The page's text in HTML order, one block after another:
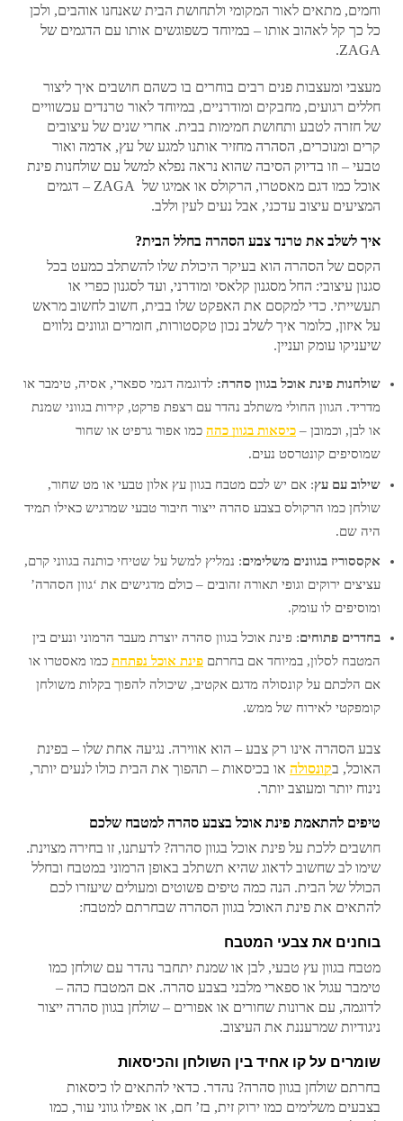
וחמים, מתאים לאור המקומי ולתחושת הבית שאנחנו אוהבים, ולכן
כל כך קל לאהוב אותו – במיוחד כשפוגשים אותו עם הדגמים של
ZAGA.
מעצבי ומעצבות פנים רבים בוחרים בו כשהם חושבים איך ליצור
חללים רגועים, מחבקים ומודרניים, במיוחד לאור טרנדים עכשוויים
של חזרה לטבע ותחושת חמימות בבית. אחרי שנים של עיצובים
קרים ומנוכרים, הסהרה מחזיר אותנו למגע של עץ, אדמה ואור
טבעי – וזו בדיוק הסיבה שהוא נראה נפלא למשל עם שולחנות פינת
אוכל כמו דגם מאסטרו, הרקולס או אמיגו של ZAGA – דגמים
המציעים עיצוב עדכני, אבל נעים לעין וללב.
איך לשלב את טרנד צבע הסהרה בחלל הבית?
הקסם של הסהרה הוא בעיקר היכולת שלו להשתלב כמעט בכל
סגנון עיצובי: החל מסגנון קלאסי ומודרני, ועד לסגנון כפרי או
תעשייתי. כדי למקסם את האפקט שלו בבית, חשוב לחשוב מראש
על איזון, כלומר איך לשלב נכון טקסטורות, חומרים וגוונים נלווים
שיעניקו עומק ועניין.
שולחנות פינת אוכל בגוון סהרה: לדוגמה דגמי ספארי, אסיה, טימבר או
מדריד. הגוון החולי משתלב נהדר עם רצפת פרקט, קירות בגווני שמנת
או לבן, וכמובן – כיסאות בגוון כהה כמו אפור גרפיט או שחור
שמוסיפים קונטרסט נעים.
שילוב עם עץ: אם יש לכם מטבח בגוון עץ אלון טבעי או מט שחור,
שולחן כמו הרקולס בצבע סהרה ייצור חיבור טבעי שמרגיש כאילו תמיד
היה שם.
אקססוריז בגוונים משלימים: נמליץ למשל על שטיחי כותנה בגווני קרם,
עציצים ירוקים וגופי תאורה זהובים – כולם מדגישים את ‘גוון הסהרה’
ומוסיפים לו עומק.
בחדרים פתוחים: פינת אוכל בגוון סהרה יוצרת מעבר הרמוני ונעים בין
המטבח לסלון, במיוחד אם בחרתם פינת אוכל נפתחת כמו מאסטרו או
אם הלכתם על קונסולה מדגם אקטיב, שיכולה להפוך בקלות משולחן
קומפקטי לאירוח של ממש.
צבע הסהרה אינו רק צבע – הוא אווירה. נגיעה אחת שלו – בפינת
האוכל, בקונסולה או בכיסאות – תהפוך את הבית כולו לנעים יותר,
נינוח יותר ומעוצב יותר.
טיפים להתאמת פינת אוכל בצבע סהרה למטבח שלכם
חושבים ללכת על פינת אוכל בגוון סהרה? לדעתנו, זו בחירה מצוינת.
שימו לב שחשוב לדאוג שהיא תשתלב באופן הרמוני במטבח ובחלל
הכולל של הבית. הנה כמה טיפים פשוטים ומעולים שיעזרו לכם
להתאים את פינת האוכל בגוון הסהרה שבחרתם למטבח:
בוחנים את צבעי המטבח
מטבח בגוון עץ טבעי, לבן או שמנת יתחבר נהדר עם שולחן כמו
טימבר עגול או ספארי מלבני בצבע סהרה. אם המטבח כהה –
לדוגמה, עם ארונות שחורים או אפורים – שולחן בגוון סהרה ייצור
ניגודיות שמרעננת את העיצוב.
שומרים על קו אחיד בין השולחן והכיסאות
בחרתם שולחן בגוון סהרה? נהדר. כדאי להתאים לו כיסאות
בצבעים משלימים כמו ירוק זית, בז’ חם, או אפילו גווני עור, כמו